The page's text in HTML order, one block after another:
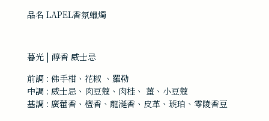
品名 LAPEL香氛蠟燭
暮光 | 醇香 威士忌
前調 : 佛手柑、花椒 、羅勒
中調 : 威士忌、肉豆蔻、肉桂、 薑、小豆蔻
基調 : 廣藿香、檀香、龍涎香、皮革、琥珀、零陵香豆